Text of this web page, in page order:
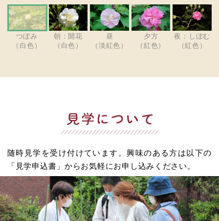
つぼみ
（白色）
朝：開花
（白色）
昼
（淡紅色）
夕方
（紅色）
夜：しぼむ
（紅色）
随時見学を受け付けています。興味のある方は以下の
「見学申込書」からお気軽にお申し込みください。